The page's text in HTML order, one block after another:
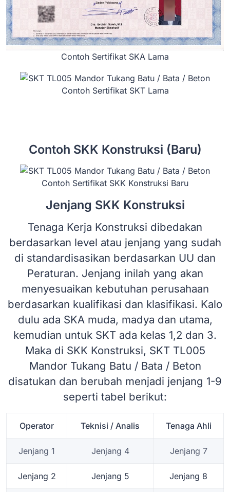
Contoh Sertifikat SKA Lama
Contoh Sertifikat SKT Lama
Contoh SKK Konstruksi (Baru)
Contoh Sertifikat SKK Konstruksi Baru
Jenjang SKK Konstruksi
Tenaga Kerja Konstruksi dibedakan
berdasarkan level atau jenjang yang sudah
di standardisasikan berdasarkan UU dan
Peraturan. Jenjang inilah yang akan
menyesuaikan kebutuhan perusahaan
berdasarkan kualifikasi dan klasifikasi. Kalo
dulu ada SKA muda, madya dan utama,
kemudian untuk SKT ada kelas 1,2 dan 3.
Maka di SKK Konstruksi, SKT TL005
Mandor Tukang Batu / Bata / Beton
disatukan dan berubah menjadi jenjang 1-9
seperti tabel berikut:
Operator Teknisi / Analis Tenaga Ahli
Jenjang 1 Jenjang 4 Jenjang 7
Jenjang 2 Jenjang 5 Jenjang 8